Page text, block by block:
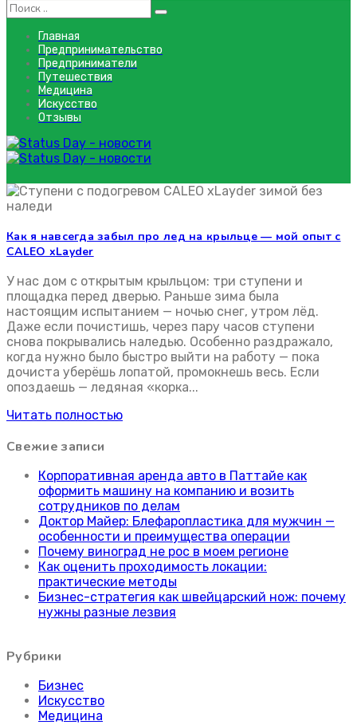
Главная
Предпринимательство
Предприниматели
Путешествия
Медицина
Искусство
Отзывы
система антиобледенения
система антиобледенения
Как я навсегда забыл про лед на крыльце — мой опыт с
CALEO xLayder
У нас дом с открытым крыльцом: три ступени и
площадка перед дверью. Раньше зима была
настоящим испытанием — ночью снег, утром лёд.
Даже если почистишь, через пару часов ступени
снова покрывались наледью. Особенно раздражало,
когда нужно было быстро выйти на работу — пока
дочиста уберёшь лопатой, промокнешь весь. Если
опоздаешь — ледяная «корка...
Читать полностью
Свежие записи
Корпоративная аренда авто в Паттайе как
оформить машину на компанию и возить
сотрудников по делам
Доктор Майер: Блефаропластика для мужчин —
особенности и преимущества операции
Почему виноград не рос в моем регионе
Как оценить проходимость локации:
практические методы
Бизнес-стратегия как швейцарский нож: почему
нужны разные лезвия
Рубрики
Бизнес
Искусство
Медицина